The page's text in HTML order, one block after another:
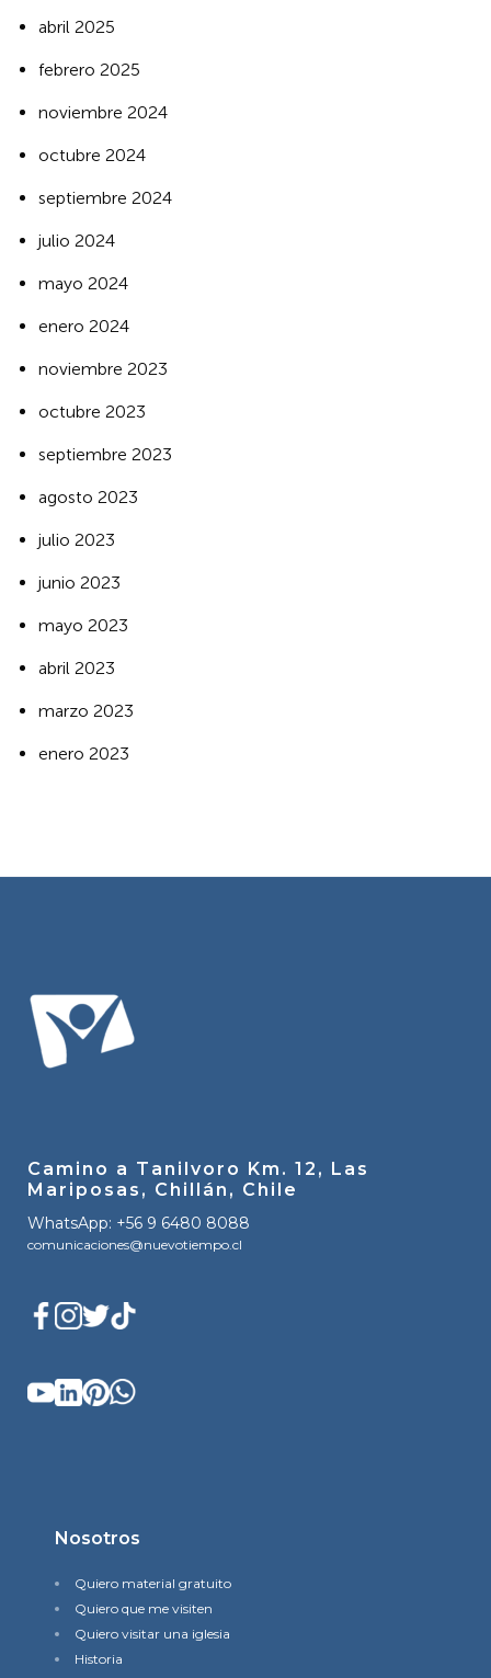
abril 2025
febrero 2025
noviembre 2024
octubre 2024
septiembre 2024
julio 2024
mayo 2024
enero 2024
noviembre 2023
octubre 2023
septiembre 2023
agosto 2023
julio 2023
junio 2023
mayo 2023
abril 2023
marzo 2023
enero 2023
Camino a Tanilvoro Km. 12, Las
Mariposas, Chillán, Chile
WhatsApp: +56 9 6480 8088
comunicaciones@nuevotiempo.cl
Nosotros
Quiero material gratuito
Quiero que me visiten
Quiero visitar una iglesia
Historia